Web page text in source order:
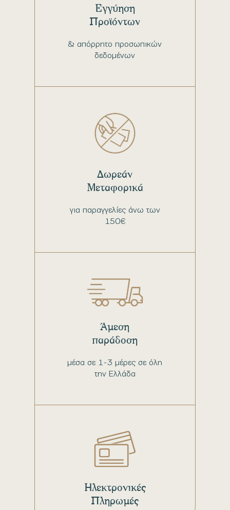
& απόρρητο προσωπικών
δεδομένων
Εγγύηση
Προϊόντων
για παραγγελίες άνω των
150€
Δωρεάν
Μεταφορικά
μέσα σε 1-3 μέρες σε όλη
την Ελλάδα
Άμεση
παράδοση
Ηλεκτρονικές
Πληρωμές